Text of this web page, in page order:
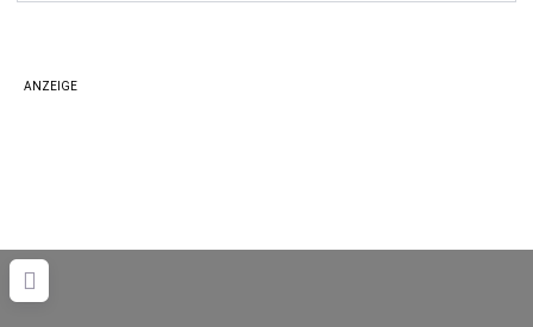
ANZEIGE